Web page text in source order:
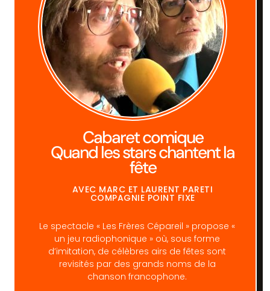
Cabaret comique
Quand les stars chantent la
fête
AVEC MARC ET LAURENT PARETI
COMPAGNIE POINT FIXE
Le spectacle « Les Frères Cépareil » propose «
un jeu radiophonique » où, sous forme
d’imitation, de célèbres airs de fêtes sont
revisités par des grands noms de la
chanson francophone.